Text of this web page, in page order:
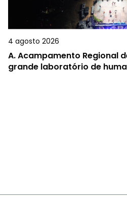
4 agosto 2026
A.Acampamento Regional
grande laboratório de